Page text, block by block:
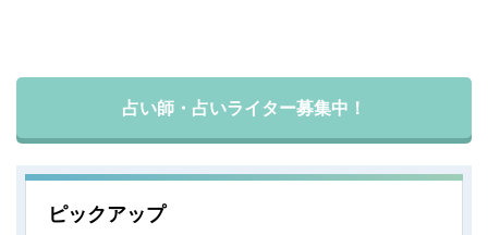
占い師・占いライター募集中！
ピックアップ